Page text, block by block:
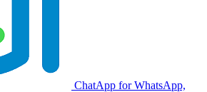
ChatApp for WhatsApp,